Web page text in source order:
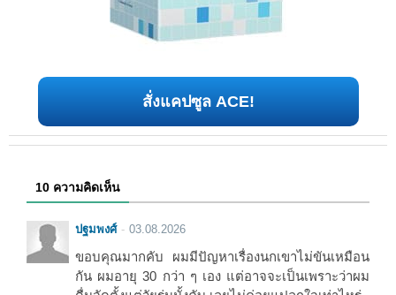
สั่งแคปซูล ACE!
10 ความคิดเห็น
ปฐมพงศ์ 03.08.2026
ขอบคุณมากคับ ผมมีปัญหาเรื่องนกเขาไม่ขันเหมือน
กัน ผมอายุ 30 กว่า ๆ เอง แต่อาจจะเป็นเพราะว่าผม